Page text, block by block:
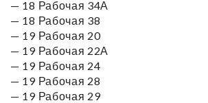
— 18 Рабочая 34А
— 18 Рабочая 38
— 19 Рабочая 20
— 19 Рабочая 22А
— 19 Рабочая 24
— 19 Рабочая 28
— 19 Рабочая 29